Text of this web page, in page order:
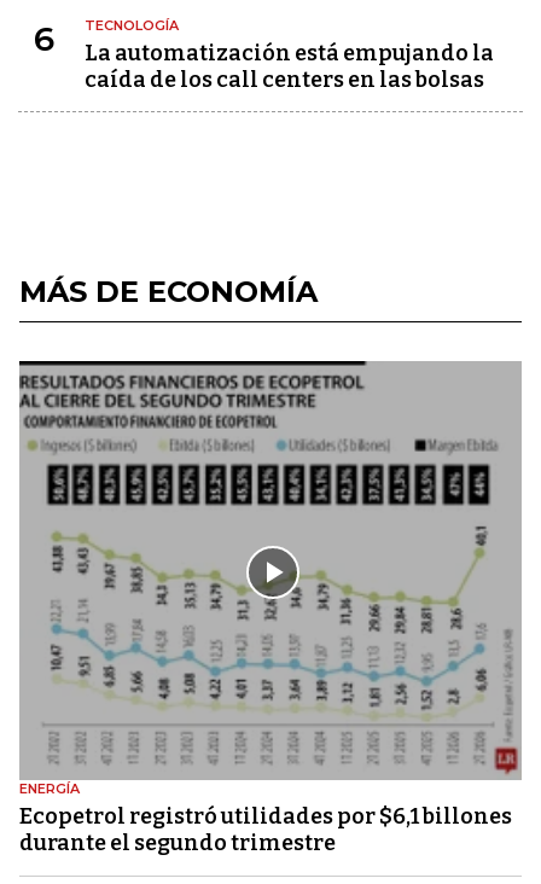
6 TECNOLOGÍA
La automatización está empujando la
caída de los call centers en las bolsas
MÁS DE ECONOMÍA
ENERGÍA
Ecopetrol registró utilidades por $6,1 billones
durante el segundo trimestre